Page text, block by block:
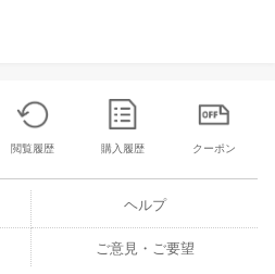
閲覧履歴 購入履歴 クーポン
ヘルプ
ご意見・ご要望